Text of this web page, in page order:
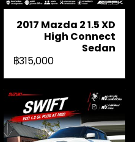
2017 Mazda 2 1.5 XD
High Connect
Sedan
฿315,000